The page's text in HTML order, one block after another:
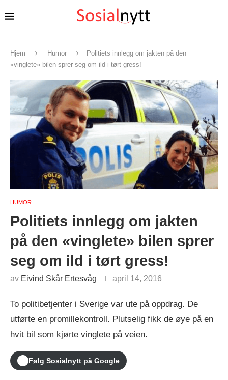
Hjem Humor
Politiets innlegg om jakten på den
«vinglete» bilen sprer seg om ild i tørt gress!
HUMOR
Politiets innlegg om jakten
på den «vinglete» bilen sprer
seg om ild i tørt gress!
av Eivind Skår Ertesvåg april 14, 2016
To politibetjenter i Sverige var ute på oppdrag. De
utførte en promillekontroll. Plutselig fikk de øye på en
hvit bil som kjørte vinglete på veien.
Følg Sosialnytt på Google